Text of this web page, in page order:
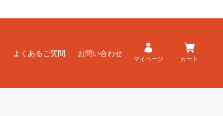
よくあるご質問 お問い合わせ
マイページ カート